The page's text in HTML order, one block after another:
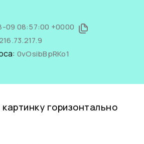
09 08:57:00 +0000
0vOsibBpRKo1
горизонтально